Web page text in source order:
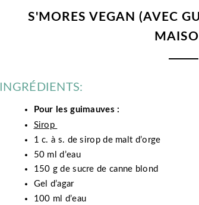
S'MORES VEGAN (AVEC
INGRÉDIENTS:
Pour les guimauves :
Sirop
1 c. à s. de sirop de malt d’orge
50 ml d’eau
150 g de sucre de canne blond
Gel d’agar
100 ml d’eau